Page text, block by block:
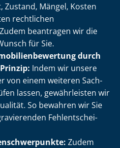
Zustand, Mängel, Kosten
rechtlichen
beantragen wir die
für Sie.
durch
Indem wir unsere
von einem weiteren Sach­
lassen, gewährleisten wir
So bewahren wir Sie
Fehl­ent­schei­
Zudem